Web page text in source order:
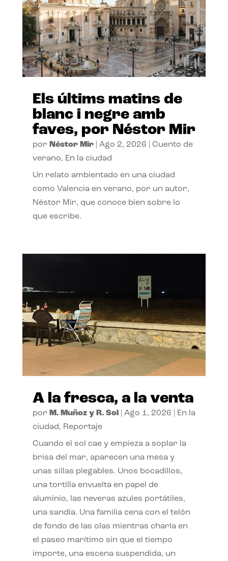
Els últims matins de
blanc i negre amb
faves, por Néstor Mir
por Néstor Mir| Ago 2, 2026
Cuento de
verano, En la ciudad
Un relato ambientado en una ciudad
como Valencia en verano, por un autor,
Néstor Mir, que conoce bien sobre lo
que escribe.
A la fresca, a la venta
por M. Muñoz y R. Sol Ago 1, 2026
En la
ciudad, Reportaje
Cuando el sol cae y empieza a soplar la
brisa del mar, aparecen una mesa y
unas sillas plegables. Unos bocadillos,
una tortilla envuelta en papel de
aluminio, las neveras azules portátiles,
una sandía. Una familia cena con el telón
de fondo de las olas mientras charla en
el paseo marítimo sin que el tiempo
importe, una escena suspendida, un